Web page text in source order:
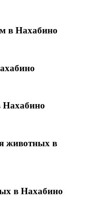
в Нахабино
Нахабино
животных в
в Нахабино